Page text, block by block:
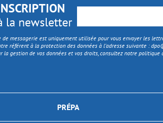
la newsletter
de messagerie est uniquement utilisée pour vous envoyer les
référent à la protection des données à l’adresse suivante :
la gestion de vos données et vos droits, consultez notre
PRÉPA